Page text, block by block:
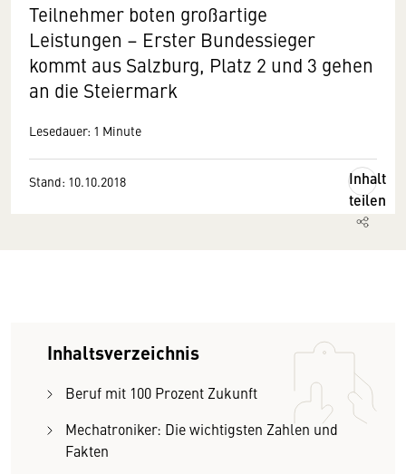
Teilnehmer boten großartige
Leistungen – Erster Bundessieger
kommt aus Salzburg, Platz 2 und 3 gehen
an die Steiermark
Lesedauer: 1 Minute
Stand: 10.10.2018
Inhalt
teilen
Inhaltsverzeichnis
Beruf mit 100 Prozent Zukunft
Mechatroniker: Die wichtigsten Zahlen und
Fakten